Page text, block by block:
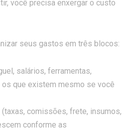
você precisa enxergar o custo
seus gastos em três blocos:
salários, ferramentas,
os que existem mesmo se você
(taxas, comissões, frete, insumos,
conforme as